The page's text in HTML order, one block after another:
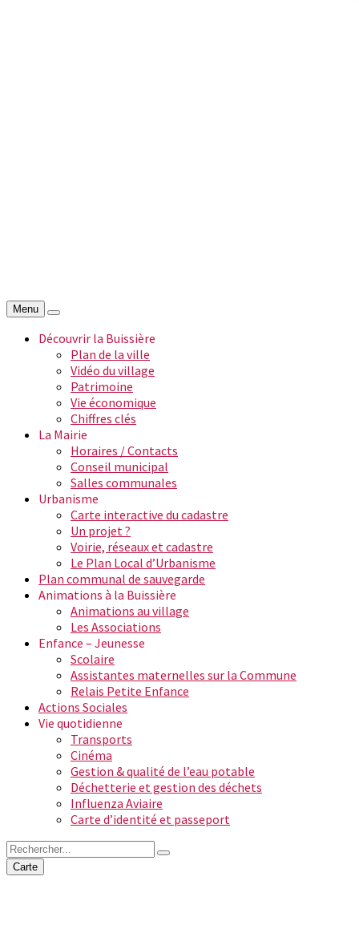
Menu
Découvrir la Buissière
Plan de la ville
Vidéo du village
Patrimoine
Vie économique
Chiffres clés
La Mairie
Horaires / Contacts
Conseil municipal
Salles communales
Urbanisme
Carte interactive du cadastre
Un projet ?
Voirie, réseaux et cadastre
Le Plan Local d’Urbanisme
Plan communal de sauvegarde
Animations à la Buissière
Animations au village
Les Associations
Enfance – Jeunesse
Scolaire
Assistantes maternelles sur la Commune
Relais Petite Enfance
Actions Sociales
Vie quotidienne
Transports
Cinéma
Gestion & qualité de l’eau potable
Déchetterie et gestion des déchets
Influenza Aviaire
Carte d’identité et passeport
Carte